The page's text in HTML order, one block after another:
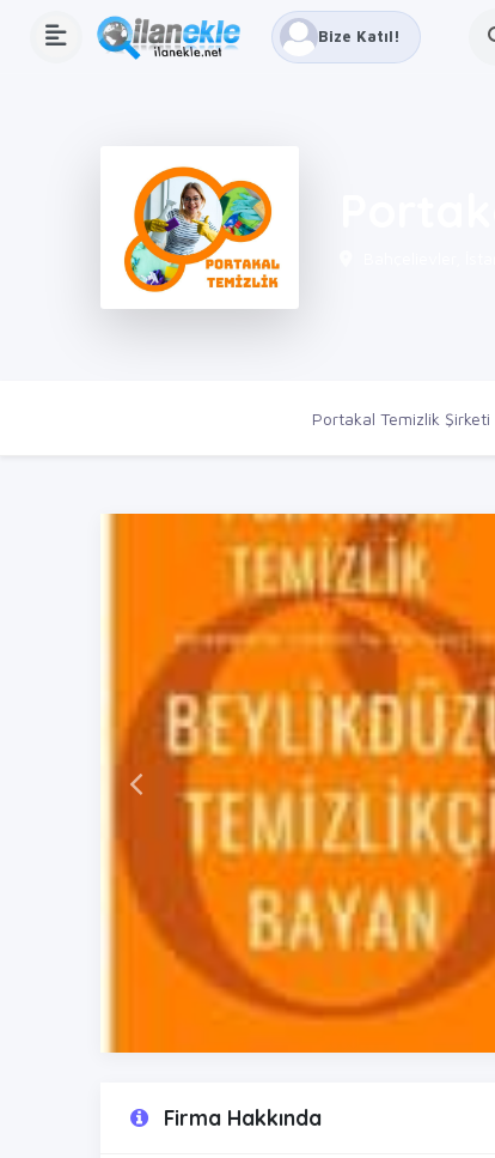
Bize Katıl!
Portakal Temizlik Şirketi
Firma Hakkında